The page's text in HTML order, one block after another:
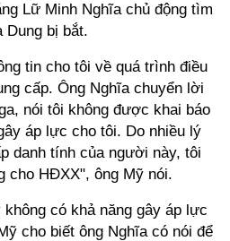
Lữ Minh Nghĩa chủ động tìm
Dung bị bắt.
tin cho tôi về quá trình điều
cấp. Ông Nghĩa chuyển lời
nói tôi không được khai báo
áp lực cho tôi. Do nhiều lý
danh tính của người này, tôi
cho HĐXX", ông Mỹ nói.
có khả năng gây áp lực
cho biết ông Nghĩa có nói để